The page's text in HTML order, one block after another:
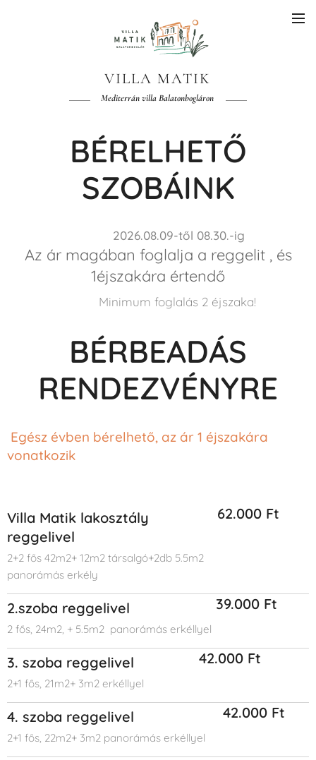
VILLA MATIK
Mediterrán villa Balatonbogláron
BÉRELHETŐ
SZOBÁINK
2026.08.09-től 08.30.-ig
Az ár magában foglalja a reggelit , és
1éjszakára értendő
Minimum foglalás 2 éjszaka!
BÉRBEADÁS
RENDEZVÉNYRE
Egész évben bérelhető, az ár 1 éjszakára
vonatkozik
Villa Matik lakosztály
reggelivel
2+2 fős 42m2+ 12m2 társalgó+2db 5.5m2
panorámás erkély
62.000 Ft
2.szoba reggelivel
2 fős, 24m2, + 5.5m2 panorámás erkéllyel
39.000 Ft
3. szoba reggelivel
2+1 fős, 21m2+ 3m2 erkéllyel
42.000 Ft
4. szoba reggelivel
2+1 fős, 22m2+ 3m2 panorámás erkéllyel
42.000 Ft